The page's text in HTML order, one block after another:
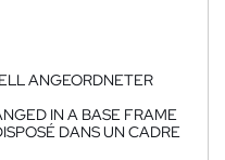
ANGEORDNETER
IN A BASE FRAME
DANS UN CADRE